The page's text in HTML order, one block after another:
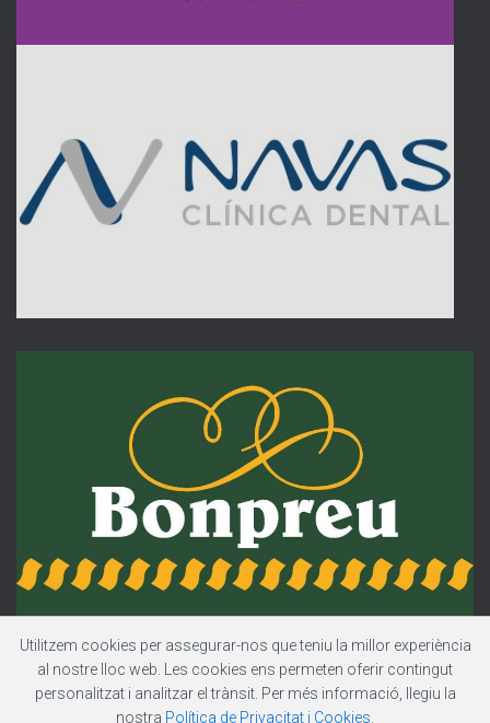
Utilitzem cookies per assegurar-nos que teniu la millor experiència
al nostre lloc web. Les cookies ens permeten oferir contingut
personalitzat i analitzar el trànsit. Per més informació, llegiu la
nostra Política de Privacitat i Cookies